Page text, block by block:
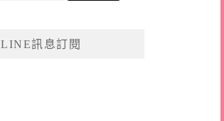
LINE訊息訂閱